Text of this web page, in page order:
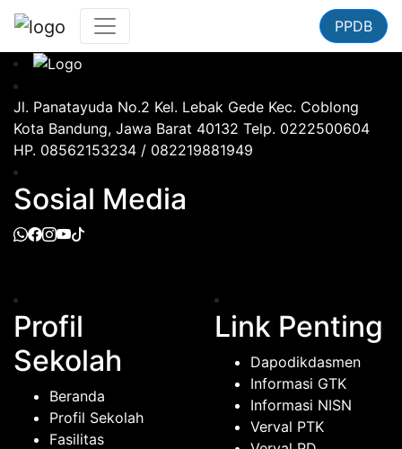
PPDB
Jl. Panatayuda No.2 Kel. Lebak Gede Kec. Coblong
Kota Bandung, Jawa Barat 40132 Telp. 0222500604
HP. 08562153234 / 082219881949
Sosial Media
Profil
Sekolah
Beranda
Profil Sekolah
Fasilitas
Link Penting
Dapodikdasmen
Informasi GTK
Informasi NISN
Verval PTK